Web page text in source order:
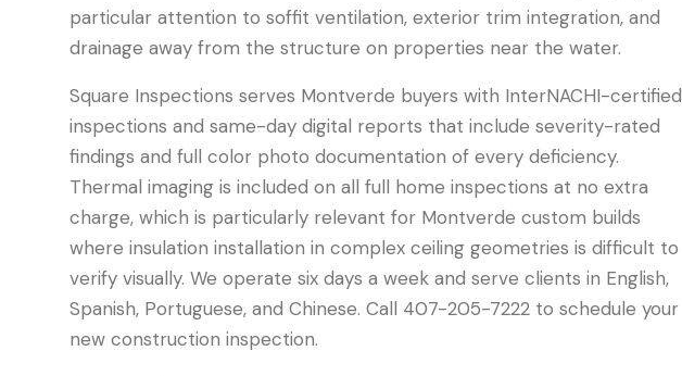
particular attention to soffit ventilation, exterior trim integration, and
drainage away from the structure on properties near the water.
Square Inspections serves Montverde buyers with InterNACHI-certified
inspections and same-day digital reports that include severity-rated
findings and full color photo documentation of every deficiency.
Thermal imaging is included on all full home inspections at no extra
charge, which is particularly relevant for Montverde custom builds
where insulation installation in complex ceiling geometries is difficult to
verify visually. We operate six days a week and serve clients in English,
Spanish, Portuguese, and Chinese. Call 407-205-7222 to schedule your
new construction inspection.